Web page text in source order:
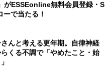
がESSEonline無料会員登録・S
ーで当たる！
んと考える更年期。自律神経
くる不調で「やめたこと・始